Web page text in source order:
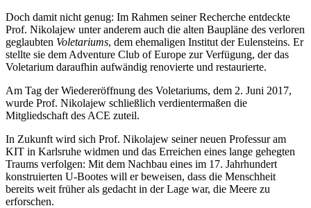
Doch damit nicht genug: Im Rahmen seiner Recherche entdeckte
Prof. Nikolajew unter anderem auch die alten Baupläne des verloren
geglaubten Voletariums, dem ehemaligen Institut der Eulensteins. Er
stellte sie dem Adventure Club of Europe zur Verfügung, der das
Voletarium daraufhin aufwändig renovierte und restaurierte.
Am Tag der Wiedereröffnung des Voletariums, dem 2. Juni 2017,
wurde Prof. Nikolajew schließlich verdientermaßen die
Mitgliedschaft des ACE zuteil.
In Zukunft wird sich Prof. Nikolajew seiner neuen Professur am
KIT in Karlsruhe widmen und das Erreichen eines lange gehegten
Traums verfolgen: Mit dem Nachbau eines im 17. Jahrhundert
konstruierten U-Bootes will er beweisen, dass die Menschheit
bereits weit früher als gedacht in der Lage war, die Meere zu
erforschen.